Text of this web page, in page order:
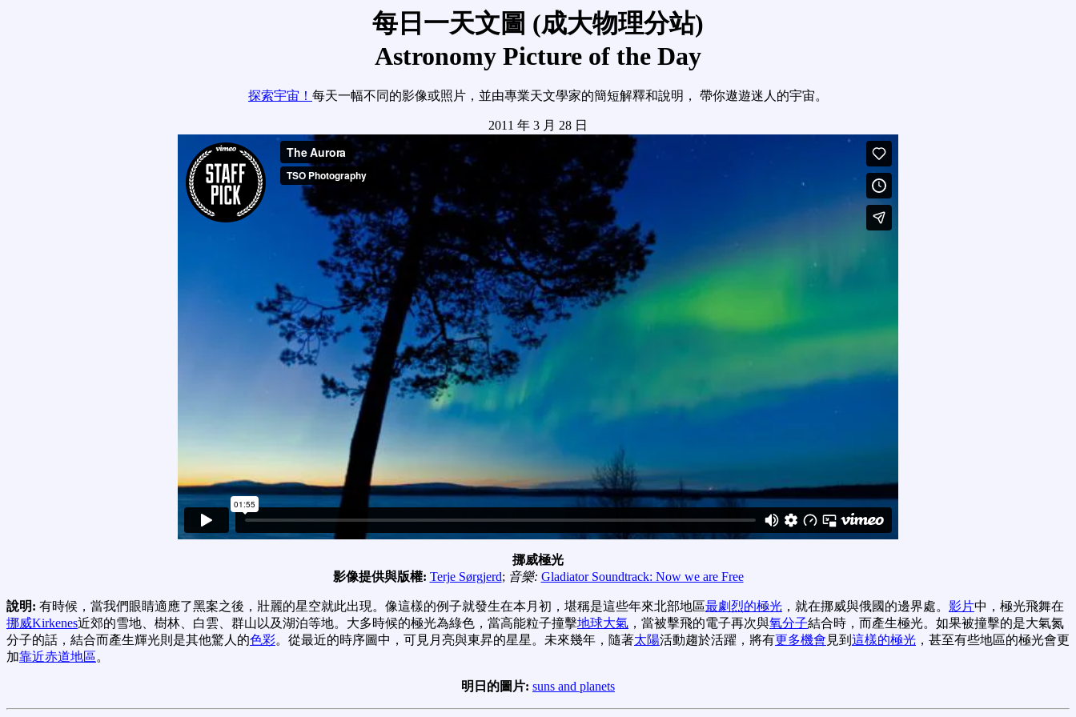
每日一天文圖 (成大物理分站)
Astronomy Picture of the Day
探索宇宙！ 每天一幅不同的影像或照片，並由專業天文學家的簡短解釋和說明， 帶你遨遊迷人的宇宙。
2011 年 3 月 28 日
挪威極光
影像提供與版權: Terje Sørgjerd; 音樂: Gladiator Soundtrack: Now we are Free
說明: 有時候，當我們眼睛適應了黑案之後，壯麗的星空就此出現。像這樣的例子就發生在本月初，堪稱是這些年來北部地區最劇烈的極光 ，就在挪威與俄國的邊界處。 影片中，極光飛舞在
挪威Kirkenes近郊的雪地、樹林、白雲、群山以及湖泊等地。大多時候的極光為綠色，當高能粒子撞擊地球大氣 ，當被擊飛的電子再次與氧分子結合時，而產生極光。如果被撞擊的是大氣氮
分子的話，結合而產生輝光則是其他驚人的色彩。從最近的時序圖中，可見月亮與東昇的星星。未來幾年，隨著太陽活動趨於活躍，將有更多機會 見到 這樣的極光 ，甚至有些地區的極光會更
加靠近赤道地區。
明日的圖片: suns and planets